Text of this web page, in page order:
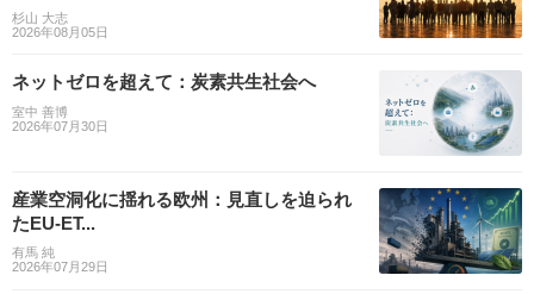
杉山 大志
2026年08月05日
ネットゼロを超えて：炭素共生社会へ
室中 善博
2026年07月30日
産業空洞化に揺れる欧州：見直しを迫られ
たEU-ET...
有馬 純
2026年07月29日